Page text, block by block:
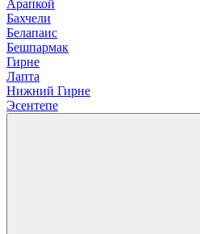
Арапкой
Бахчели
Белапаис
Бешпармак
Гирне
Лапта
Нижний Гирне
Эсентепе